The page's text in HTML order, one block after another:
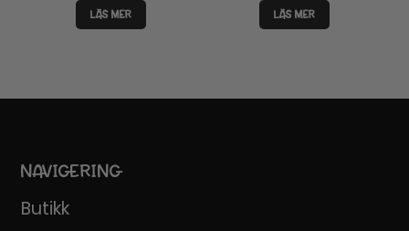
LÄS MER LÄS MER
NAVIGERING
Butikk